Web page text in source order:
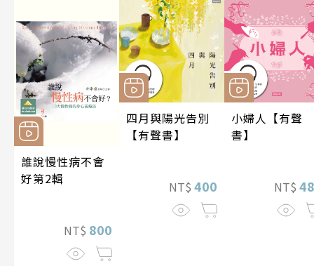
誰說慢性病不會
好第2輯
NT$ 800
四月與陽光告別
【有聲書】
NT$ 400
小婦人【有聲
書】
NT$